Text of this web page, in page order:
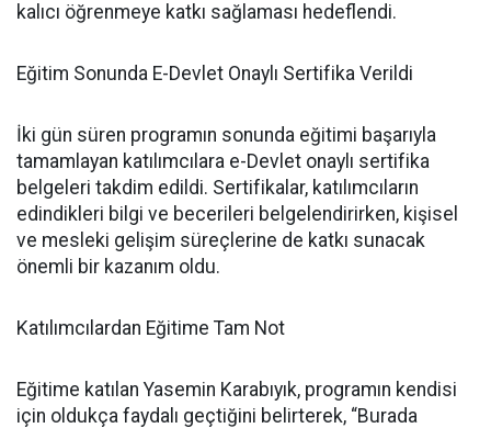
kalıcı öğrenmeye katkı sağlaması hedeflendi.
Eğitim Sonunda E-Devlet Onaylı Sertifika Verildi
İki gün süren programın sonunda eğitimi başarıyla
tamamlayan katılımcılara e-Devlet onaylı sertifika
belgeleri takdim edildi. Sertifikalar, katılımcıların
edindikleri bilgi ve becerileri belgelendirirken, kişisel
ve mesleki gelişim süreçlerine de katkı sunacak
önemli bir kazanım oldu.
Katılımcılardan Eğitime Tam Not
Eğitime katılan Yasemin Karabıyık, programın kendisi
için oldukça faydalı geçtiğini belirterek, “Burada